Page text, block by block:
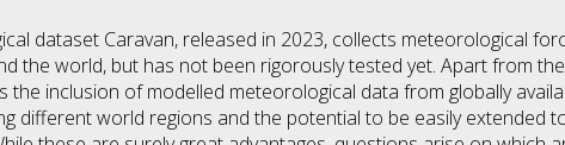
dataset Caravan, released in 2023, collects meteorological
the world, but has not been rigorously tested yet. Apart from
the inclusion of modelled meteorological data from globally
different world regions and the potential to be easily extended